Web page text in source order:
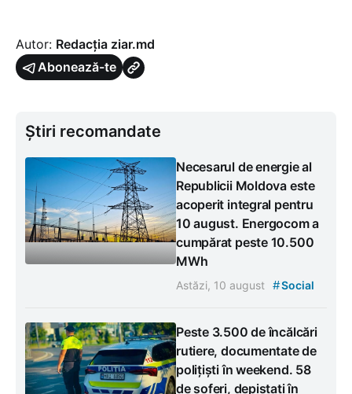
Autor: Redacția ziar.md
Abonează-te
Știri recomandate
Necesarul de energie al
Republicii Moldova este
acoperit integral pentru
10 august. Energocom a
cumpărat peste 10.500
MWh
Astăzi, 10 august #Social
Peste 3.500 de încălcări
rutiere, documentate de
polițiști în weekend. 58
de șoferi, depistați în